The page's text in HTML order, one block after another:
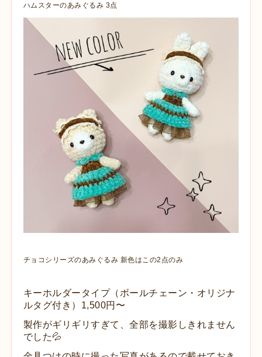
ハムスターのあみぐるみ 3点
チョコシリーズのあみぐるみ 新色はこの2点のみ
キーホルダータイプ（ボールチェーン・オリジナ
ルタグ付き）1,500円〜
製作がギリギリすぎて、全部を撮影しきれません
でした💦